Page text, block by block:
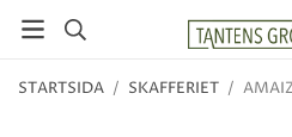
STARTSIDA / SKAFFERIET /